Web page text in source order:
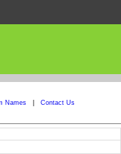
Names Contact Us